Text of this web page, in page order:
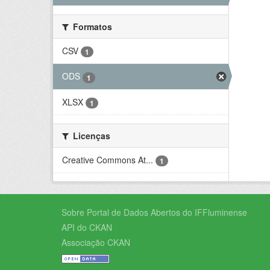
Formatos
CSV
1
ODS 1
XLSX 1
Licenças
Creative Commons At...
1
Sobre Portal de Dados Abertos do IFFluminense
API do CKAN
Associação CKAN